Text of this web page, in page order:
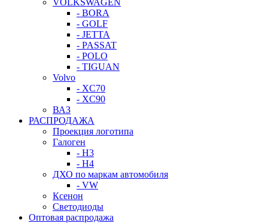
VOLKSWAGEN
- BORA
- GOLF
- JETTA
- PASSAT
- POLO
- TIGUAN
Volvo
- XC70
- XC90
ВАЗ
РАСПРОДАЖА
Проекция логотипа
Галоген
- H3
- H4
ДХО по маркам автомобиля
- VW
Ксенон
Светодиоды
Оптовая распродажа